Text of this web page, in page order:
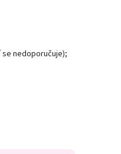
nedoporučuje);